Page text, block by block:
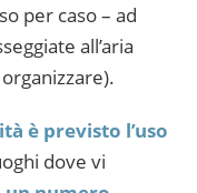
per caso – ad
all’aria
è previsto l’uso
dove vi